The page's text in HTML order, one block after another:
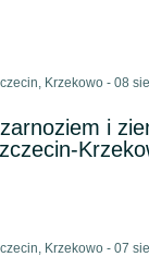
Krzekowo - 08
i
Krzekowo - 07